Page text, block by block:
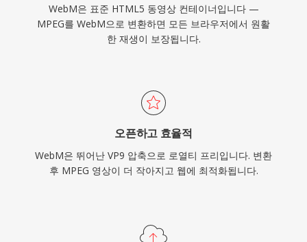
합으로 WebM은 로열티 프리 웹 멀티미디어 전달
의 초석이 되었습니다.
WebM은 표준 HTML5 동영상 컨테이너입니다 —
MPEG를 WebM으로 변환하면 모든 브라우저에서 원활
한 재생이 보장됩니다.
오픈하고 효율적
WebM은 뛰어난 VP9 압축으로 로열티 프리입니다. 변환
후 MPEG 영상이 더 작아지고 웹에 최적화됩니다.